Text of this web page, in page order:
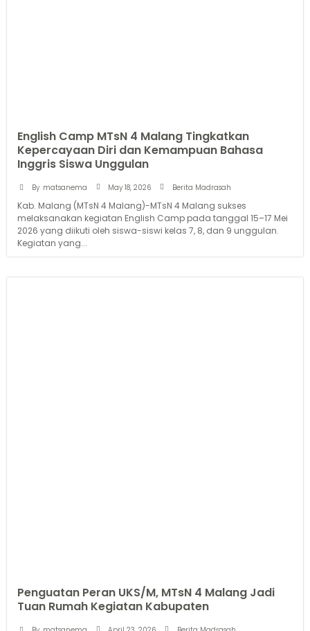
English Camp MTsN 4 Malang Tingkatkan
Kepercayaan Diri dan Kemampuan Bahasa
Inggris Siswa Unggulan
By matsanema May 18, 2026 Berita Madrasah
Kab. Malang (MTsN 4 Malang)-MTsN 4 Malang sukses
melaksanakan kegiatan English Camp pada tanggal 15–17 Mei
2026 yang diikuti oleh siswa-siswi kelas 7, 8, dan 9 unggulan.
Kegiatan yang...
Penguatan Peran UKS/M, MTsN 4 Malang Jadi
Tuan Rumah Kegiatan Kabupaten